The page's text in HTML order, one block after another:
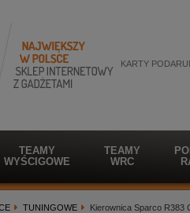
KARTY
TEAMY
WYŚCIGOWE
TEAMY
WRC
TUNINGOWE Kierownica Sparco R383